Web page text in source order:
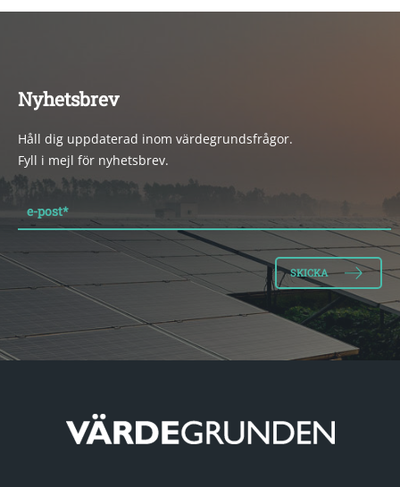
Nyhetsbrev
Håll dig uppdaterad inom värdegrundsfrågor.
Fyll i mejl för nyhetsbrev.
e-post*